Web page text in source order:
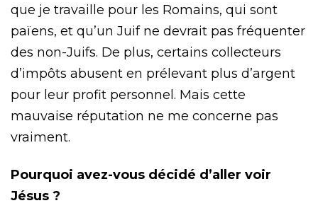
que je travaille pour les Romains, qui sont
païens, et qu’un Juif ne devrait pas fréquenter
des non-Juifs. De plus, certains collecteurs
d’impôts abusent en prélevant plus d’argent
pour leur profit personnel. Mais cette
mauvaise réputation ne me concerne pas
vraiment.
Pourquoi avez-vous décidé d’aller voir
Jésus ?